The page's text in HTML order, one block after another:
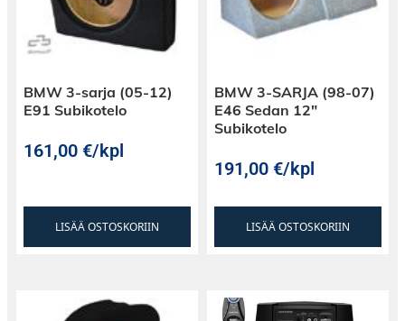
BMW 3-sarja (05-12)
E91 Subikotelo
161,00€/kpl
LISÄÄ OSTOSKORIIN
BMW 3-SARJA (98-07)
E46 Sedan 12″
Subikotelo
191,00€/kpl
LISÄÄ OSTOSKORIIN